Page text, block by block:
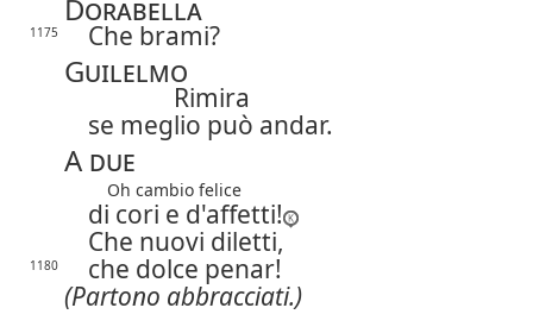
Dorabella
1175 Che brami?
Guilelmo
Rimira
se meglio può andar.
A due
Oh cambio felice
di cori e d'affetti!
Che nuovi diletti,
1180
che dolce penar!
(Partono abbracciati.)